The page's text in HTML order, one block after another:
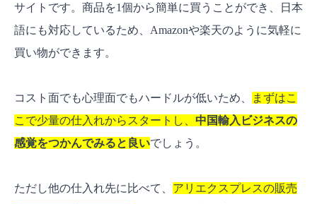
サイトです。商品を1個から簡単に買うことができ、日本
語にも対応しているため、Amazonや楽天のように気軽に
買い物ができます。
コスト面でも心理面でもハードルが低いため、
まずはこ
こで少量の仕入れからスタートし、 中国輸入ビジネスの
感覚をつかんでみると良いでしょう。
ただし他の仕入れ先に比べて、 アリエクスプレスの販売